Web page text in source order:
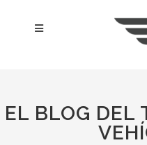
contenidoMenú
EL BLOG DEL